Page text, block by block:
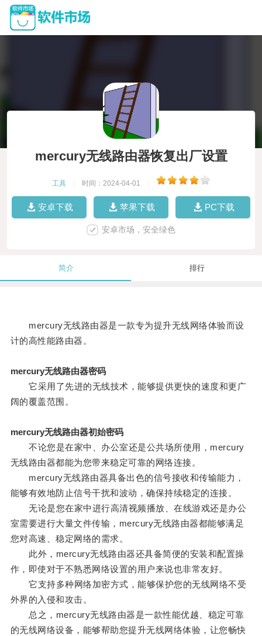
mercury无线路由器恢复出厂设置
工具 时间：2024-04-01
安卓下载 苹果下载 PC下载
安卓市场，安全绿色
简介 排行
mercury无线路由器是一款专为提升无线网络体验而设
计的高性能路由器。
mercury无线路由器密码
它采用了先进的无线技术，能够提供更快的速度和更广
阔的覆盖范围。
mercury无线路由器初始密码
不论您是在家中、办公室还是公共场所使用，mercury
无线路由器都能为您带来稳定可靠的网络连接。
mercury无线路由器具备出色的信号接收和传输能力，
能够有效地防止信号干扰和波动，确保持续稳定的连接。
无论是您在家中进行高清视频播放、在线游戏还是办公
室需要进行大量文件传输，mercury无线路由器都能够满足
您对高速、稳定网络的需求。
此外，mercury无线路由器还具备简便的安装和配置操
作，即使对于不熟悉网络设置的用户来说也非常友好。
它支持多种网络加密方式，能够保护您的无线网络不受
外界的入侵和攻击。
总之，mercury无线路由器是一款性能优越、稳定可靠
的无线网络设备，能够帮助您提升无线网络体验，让您畅快